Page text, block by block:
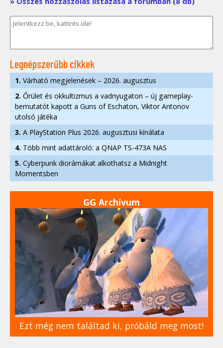
Legnépszerűbb cikkek
1. Várható megjelenések – 2026. augusztus
2. Őrület és okkultizmus a vadnyugaton – új gameplay-
bemutatót kapott a Guns of Eschaton, Viktor Antonov
utolsó játéka
3. A PlayStation Plus 2026. augusztusi kínálata
4. Több mint adattároló: a QNAP TS-473A NAS
5. Cyberpunk diorámákat alkothatsz a Midnight
Momentsben
GG Archívum
Ezt még nem találtad ki, próbáld meg most!